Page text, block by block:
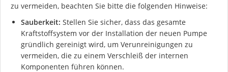
zu vermeiden, beachten Sie bitte die folgenden Hinweise:
Sauberkeit: Stellen Sie sicher, dass das gesamte
Kraftstoffsystem vor der Installation der neuen Pumpe
gründlich gereinigt wird, um Verunreinigungen zu
vermeiden, die zu einem Verschleiß der internen
Komponenten führen können.